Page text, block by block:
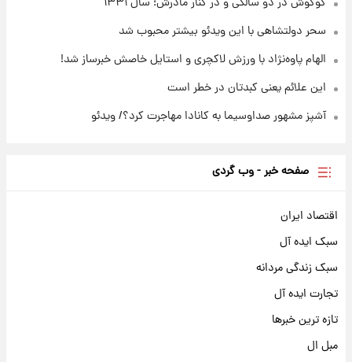
سحر دولتشاهی با این ویدئو بیشتر محبوب شد
الهام پاوه‌نژاد با ورزش لاکچری و استایل خاصش خبرساز شد!
این علائم یعنی کبدتان در خطر است
آشپز مشهور صداوسیما به کانادا مهاجرت کرد؟/ ویدئو
صفحه خبر - وب گردی
اقتصاد ایران
سبک ایده آل
سبک زندگی مردانه
تجارت ایده آل
تازه ترین خبرها
مبل ال